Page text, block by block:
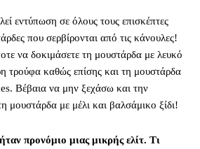
εντύπωση σε όλους τους επισκέπτες
που σερβίρονται από τις κάνουλες!
να δοκιμάσετε τη μουστάρδα με λευκό
τρούφα καθώς επίσης και τη μουστάρδα
Βέβαια να μην ξεχάσω και την
μουστάρδα με μέλι και βαλσάμικο ξίδι!
προνόμιο μιας μικρής ελίτ. Τι